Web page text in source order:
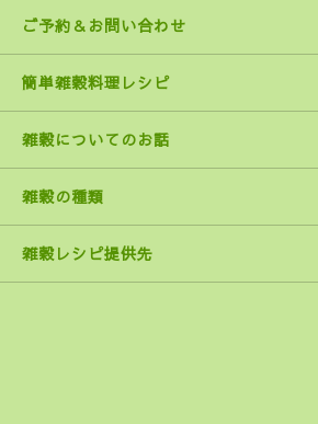
ご予約＆お問い合わせ
簡単雑穀料理レシピ
雑穀についてのお話
雑穀の種類
雑穀レシピ提供先